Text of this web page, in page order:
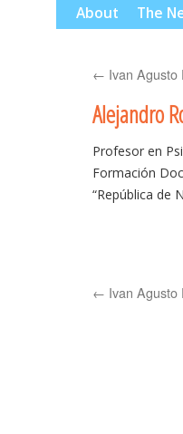
Skip
content
About The
← Ivan Agusto
Alejandro
Profesor en
Formación
“República de
← Ivan Agusto